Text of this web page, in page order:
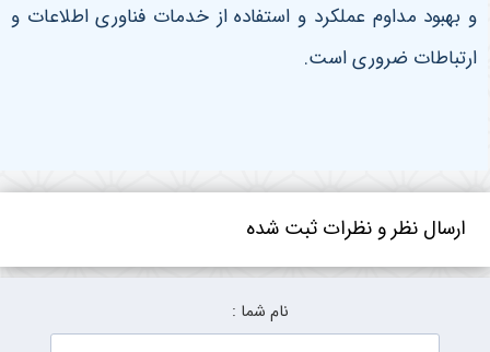
و بهبود مداوم عملکرد و استفاده از خدمات فناوری اطلاعات و
ارتباطات ضروری است.
ارسال نظر و نظرات ثبت شده
نام شما :